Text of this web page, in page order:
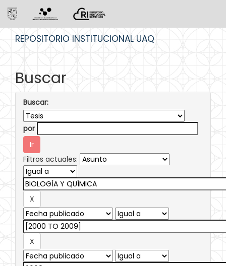
REPOSITORIO INSTITUCIONAL UAQ
Buscar
Buscar:
por
Filtros actuales: